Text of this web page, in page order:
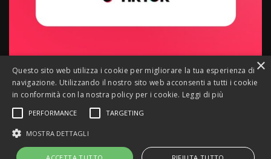
Siamo anche su TikTok
×
Questo sito web utilizza i cookie per migliorare la tua esperienza di
navigazione. Utilizzando il nostro sito web acconsenti a tutti i cookie
in conformità con la nostra policy per i cookie. Leggi di più
PERFORMANCE TARGETING
MOSTRA DETTAGLI